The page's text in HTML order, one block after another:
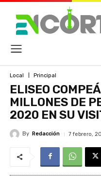
Local Principal
ELISEO
MILLONES DE
2020 EN SU
By Redacción 7 febrero,